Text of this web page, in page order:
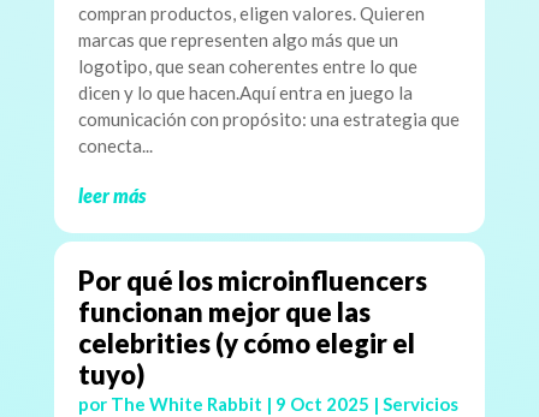
compran productos, eligen valores. Quieren
marcas que representen algo más que un
logotipo, que sean coherentes entre lo que
dicen y lo que hacen.Aquí entra en juego la
comunicación con propósito: una estrategia que
conecta...
leer más
Por qué los microinfluencers
funcionan mejor que las
celebrities (y cómo elegir el
tuyo)
por The White Rabbit | 9 Oct 2025 | Servicios